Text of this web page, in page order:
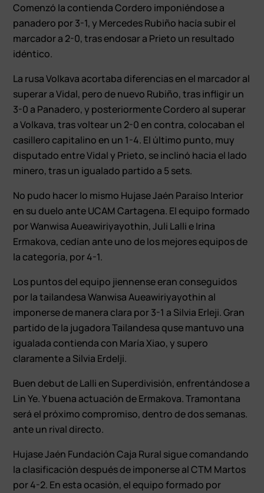
Comenzó la contienda Cordero imponiéndose a
panadero por 3-1, y Mercedes Rubiño hacía subir el
marcador a 2-0, tras endosar a Prieto un resultado
idéntico.
La rusa Volkava acortaba diferencias en el marcador al
superar a Vidal, pero de nuevo Rubiño, tras infligir un
3-0 a Panadero, y posteriormente Cordero al superar
a Volkava, tras voltear un 2-0 en contra, colocaban el
casillero capitalino en un 1-4. El último punto, muy
disputado entre Vidal y Prieto, se inclinó hacia el lado
minero, tras un igualado partido a 5 sets.
No pudo hacer lo mismo Hujase Jaén Paraíso Interior
en su duelo ante UCAM Cartagena. El equipo formado
por Wanwisa Aueawiriyayothin, Juli Lalli e Irina
Ermakova, cedían ante uno de los mejores equipos de
la categoría, por 4-1.
Los puntos del equipo jiennense eran conseguidos
por la tailandesa Wanwisa Aueawiriyayothin al
imponerse de manera clara por 3-1 a Silvia Erleji. Gran
partido de la jugadora Tailandesa quse mantuvo una
igualada contienda con María Xiao, y supero
claramente a Silvia Erdelji.
Buen debut de Lalli en Superdivisión, enfrentándose a
Lin Ye. Y buena actuación de Ermakova. Tramontana
será el próximo compromiso, dentro de dos semanas.
ante un rival directo.
Hujase Jaén Fundación Caja Rural sigue comandando
la clasificación después de imponerse al CTM Martos
por 4-2. En esta ocasión, el equipo formado por